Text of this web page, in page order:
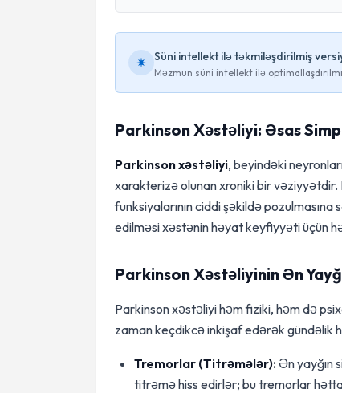
Süni intellekt ilə təkmiləşdirilmiş
Məzmun süni intellekt ilə
Parkinson Xəstəliyi: Əsas
Parkinson xəstəliyi, beyindəki
xarakterizə olunan xroniki bir vəziyyətdir.
funksiyalarının ciddi şəkildə
edilməsi xəstənin həyat keyfiyyəti üçün
Parkinson Xəstəliyinin Ən
Parkinson xəstəliyi həm fiziki, həm də
zaman keçdikcə inkişaf edərək
Tremorlar (Titrəmələr):Ən yayğın
titrəmə hiss edirlər; bu tremorlar